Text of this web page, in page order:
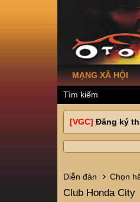
MẠNG XÃ HỘI
Tìm kiếm
[VGC] Đăng ký
Diễn đàn Chọn
Club Honda City